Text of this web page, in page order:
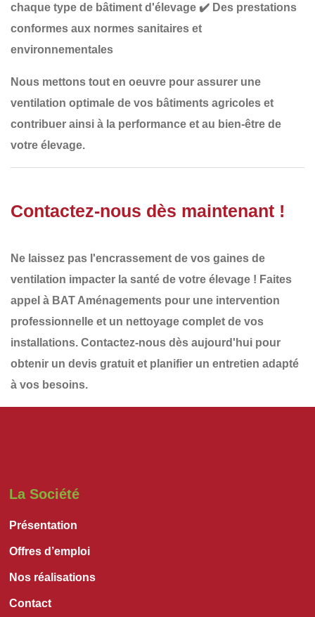
chaque type de bâtiment d'élevage ✔️ Des prestations
conformes aux normes sanitaires et
environnementales
Nous mettons tout en oeuvre pour assurer une
ventilation optimale de vos bâtiments agricoles et
contribuer ainsi à la performance et au bien-être de
votre élevage.
Contactez-nous dès maintenant !
Ne laissez pas l'encrassement de vos gaines de
ventilation impacter la santé de votre élevage ! Faites
appel à BAT Aménagements pour une intervention
professionnelle et un nettoyage complet de vos
installations. Contactez-nous dès aujourd'hui pour
obtenir un devis gratuit et planifier un entretien adapté
à vos besoins.
La Société
Présentation
Offres d’emploi
Nos réalisations
Contact